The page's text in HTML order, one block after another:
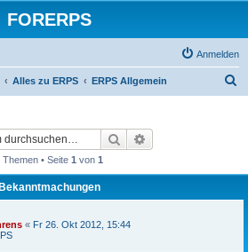
FORERPS
Anmelden
Alles zu ERPS ERPS Allgemein
Suche
Themen • Seite 1 von 1
Bekanntmachungen
« Fr 26. Okt 2012, 15:44